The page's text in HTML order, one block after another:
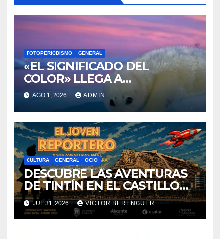
FOTOPERIODISMO GENERAL
«EL SIGNIFICADO DEL
COLOR» LLEGA A
VILLAJOYOSA
AGO 1, 2026 ADMIN
CULTURA GENERAL OCIO
DESCUBRE LAS AVENTURAS
DE TINTÍN EN EL CASTILLO
DE SANTA BÁRBARA DE
ALICANTE
JUL 31, 2026 VÍCTOR BERENGUER